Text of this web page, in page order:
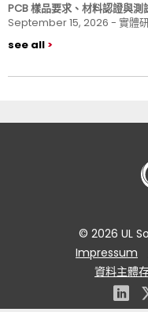
PCB 樣品要求、材料認證與測
September 15, 2026 - 實體
see all
© 2026 UL
Impressum
資料主體